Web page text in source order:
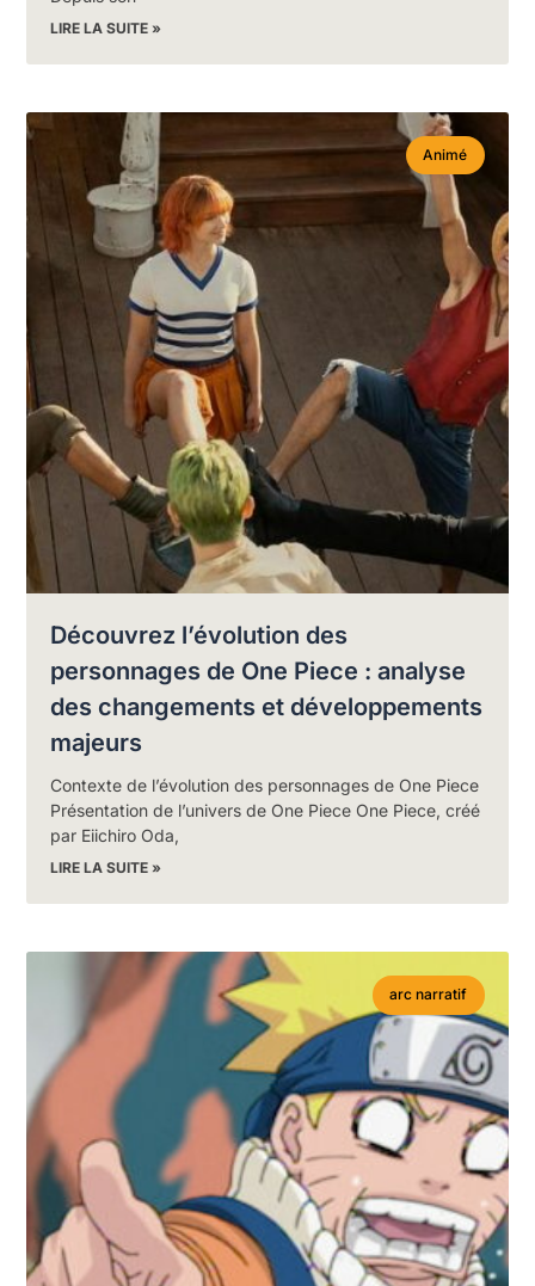
LIRE LA SUITE »
Animé
Découvrez l’évolution des
personnages de One Piece : analyse
des changements et développements
majeurs
Contexte de l’évolution des personnages de One Piece
Présentation de l’univers de One Piece One Piece, créé
par Eiichiro Oda,
LIRE LA SUITE »
arc narratif